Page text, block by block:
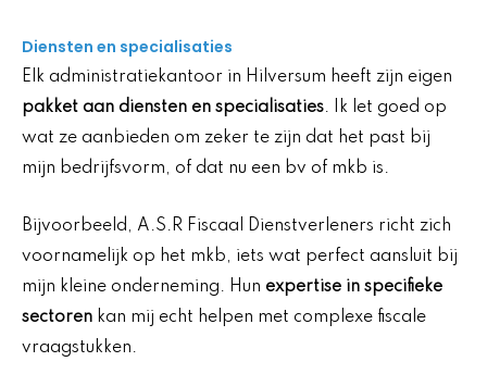
Diensten en specialisaties
Elk administratiekantoor in Hilversum heeft zijn eigen
pakket aan diensten en specialisaties. Ik let goed op
wat ze aanbieden om zeker te zijn dat het past bij
mijn bedrijfsvorm, of dat nu een bv of mkb is.
Bijvoorbeeld, A.S.R Fiscaal Dienstverleners richt zich
voornamelijk op het mkb, iets wat perfect aansluit bij
mijn kleine onderneming. Hun expertise in specifieke
sectoren kan mij echt helpen met complexe fiscale
vraagstukken.